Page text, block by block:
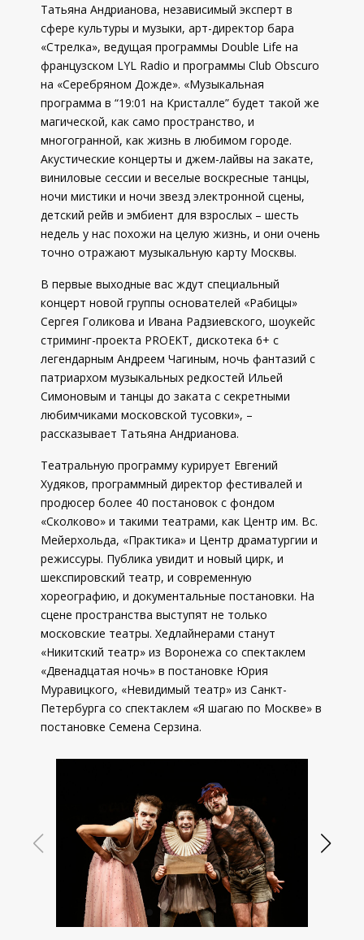
Татьяна Андрианова, независимый эксперт в
сфере культуры и музыки, арт-директор бара
«Стрелка», ведущая программы Double Life на
французском LYL Radio и программы Club Obscuro
на «Серебряном Дожде». «Музыкальная
программа в “19:01 на Кристалле” будет такой же
магической, как само пространство, и
многогранной, как жизнь в любимом городе.
Акустические концерты и джем-лайвы на закате,
виниловые сессии и веселые воскресные танцы,
ночи мистики и ночи звезд электронной сцены,
детский рейв и эмбиент для взрослых – шесть
недель у нас похожи на целую жизнь, и они очень
точно отражают музыкальную карту Москвы.
В первые выходные вас ждут специальный
концерт новой группы основателей «Рабицы»
Сергея Голикова и Ивана Радзиевского, шоукейс
стриминг-проекта PROEKT, дискотека 6+ с
легендарным Андреем Чагиным, ночь фантазий с
патриархом музыкальных редкостей Ильей
Симоновым и танцы до заката с секретными
любимчиками московской тусовки», –
рассказывает Татьяна Андрианова.
Театральную программу курирует Евгений
Худяков, программный директор фестивалей и
продюсер более 40 постановок с фондом
«Сколково» и такими театрами, как Центр им. Вс.
Мейерхольда, «Практика» и Центр драматургии и
режиссуры. Публика увидит и новый цирк, и
шекспировский театр, и современную
хореографию, и документальные постановки. На
сцене пространства выступят не только
московские театры. Хедлайнерами станут
«Никитский театр» из Воронежа со спектаклем
«Двенадцатая ночь» в постановке Юрия
Муравицкого, «Невидимый театр» из Санкт-
Петербурга со спектаклем «Я шагаю по Москве» в
постановке Семена Серзина.